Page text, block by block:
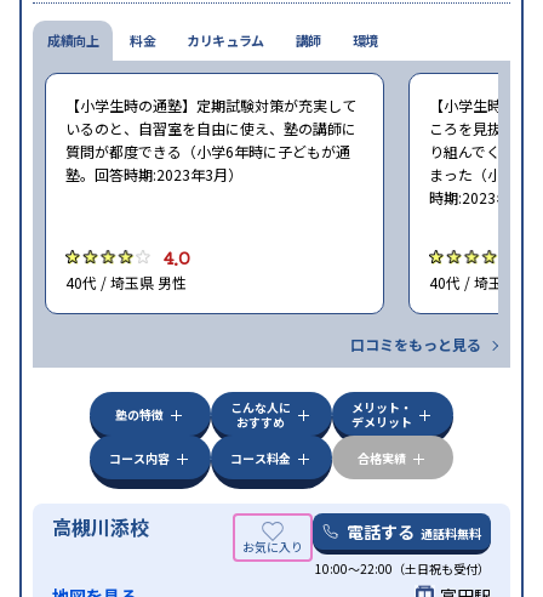
特徴
応
学習にPC・タブレットを利用1科目から受講可
能季節講習のみの受講可自習室あり
成績向上
【小学生時の通塾】定期試験対策が充実して
いるのと、自習室を自由に使え、塾の講師に
質問が都度できる（小学6年時に子どもが通
塾。回答時期:2023年3月）
4.0
40代 / 埼玉県 男性
【小学生時の通
ころを見抜いて
り組んでくれた
まった（小学5
時期:2023年3月
40代 / 埼玉県 女
口コミをもっと見る
料金 カリキュラム 講師 環境
塾の特徴
こんな人に
おすすめ
メリット・
デメリット
コース内容
コース料金 合格実績
高槻川添校 電話する 通話料無料
10:00～22:00（土日祝も受付）